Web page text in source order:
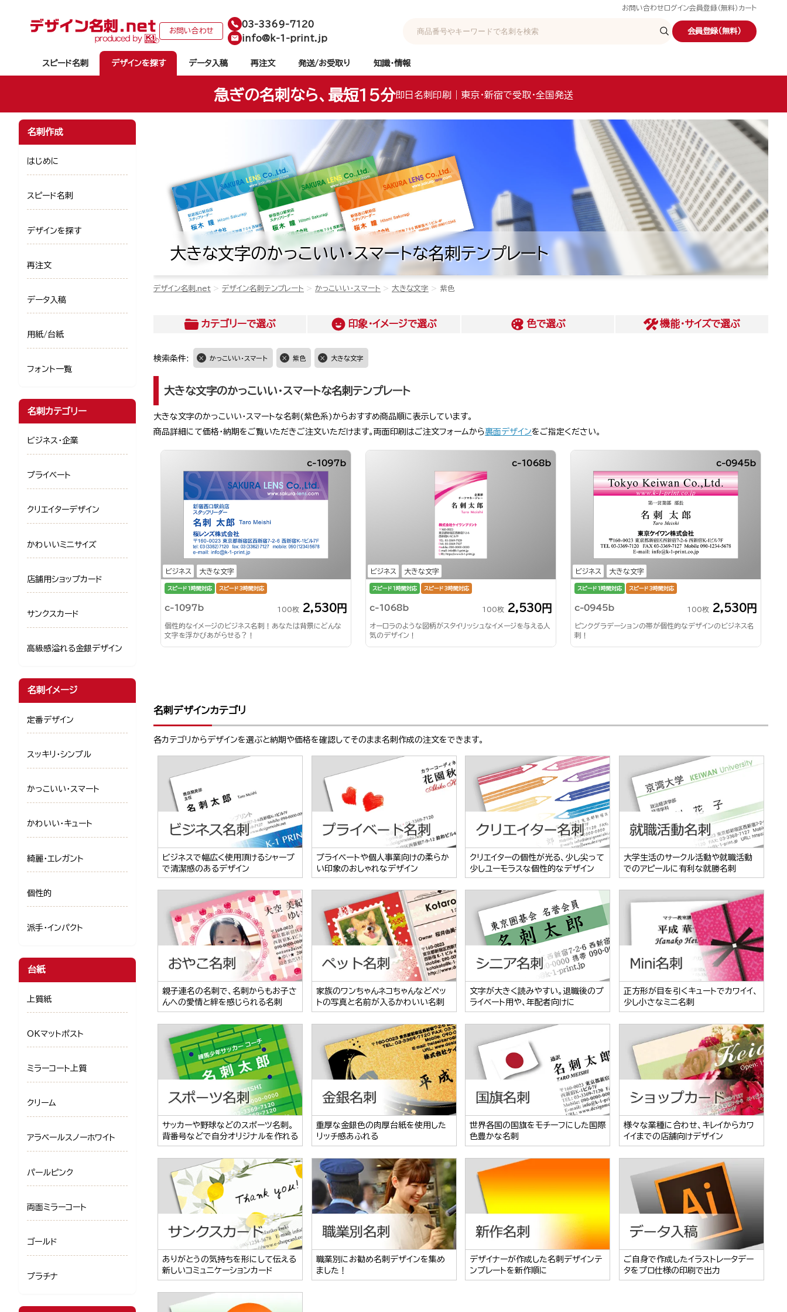
お問い合わせ ログイン会員登録（無料） カート
お問い合わせ
03-3369-7120
info@k-1-print.jp
会員登録（無料）
スピード名刺 デザインを探す データ入稿 再注文 発送/お受取り 知識・情報
急ぎの名刺なら、最短15分即日名刺印刷｜東京・新宿で受取・全国発送
大きな文字のかっこいい・スマートな名刺テンプレート
デザイン名刺.net デザイン名刺テンプレート かっこいい・スマート 大きな文字 紫色
カテゴリーで選ぶ 印象・イメージで選ぶ 色で選ぶ 機能・サイズで選ぶ
検索条件: かっこいい・スマート 紫色 大きな文字
大きな文字のかっこいい・スマートな名刺テンプレート
大きな文字のかっこいい・スマートな名刺(紫色系)からおすすめ商品順に表示しています。
商品詳細にて価格・納期をご覧いただきご注文いただけます。両面印刷はご注文フォームから裏面デザインをご指定ください。
ビジネス 大きな文字
c-1097b
スピード1時間対応 スピード3時間対応
c-1097b 100枚 2,530円
個性的なイメージのビジネス名刺！あなたは背景にどんな
文字を浮かびあがらせる？！
ビジネス 大きな文字
c-1068b
スピード1時間対応 スピード3時間対応
c-1068b 100枚 2,530円
オーロラのような図柄がスタイリッシュなイメージを与える人
気のデザイン！
ビジネス 大きな文字
c-0945b
スピード1時間対応 スピード3時間対応
c-0945b 100枚 2,530円
ピンクグラデーションの帯が個性的なデザインのビジネス名
刺！
名刺デザインカテゴリ
各カテゴリからデザインを選ぶと納期や価格を確認してそのまま名刺作成の注文をできます。
ビジネスで幅広く使用頂けるシャープ
で清潔感のあるデザイン
プライベートや個人事業向けの柔らか
い印象のおしゃれなデザイン
クリエイターの個性が光る、少し尖って
少しユーモラスな個性的なデザイン
大学生活のサークル活動や就職活動
でのアピールに有利な就勝名刺
親子連名の名刺で、名刺からもお子さ
んへの愛情と絆を感じられる名刺
家族のワンちゃんネコちゃんなどペッ
トの写真と名前が入るかわいい名刺
文字が大きく読みやすい。退職後のプ
ライベート用や、年配者向けに
正方形が目を引くキュートでカワイイ、
少し小さなミニ名刺
サッカーや野球などのスポーツ名刺。
背番号などで自分オリジナルを作れる
重厚な金銀色の肉厚台紙を使用した
リッチ感あふれる
世界各国の国旗をモチーフにした国際
色豊かな名刺
様々な業種に合わせ、キレイからカワ
イイまでの店舗向けデザイン
ありがとうの気持ちを形にして伝える
新しいコミュニケーションカード
職業別にお勧め名刺デザインを集め
ました！
デザイナーが作成した名刺デザインテ
ンプレートを新作順に
ご自身で作成したイラストレータデー
タをプロ仕様の印刷で出力
名刺作成
はじめに
スピード名刺
デザインを探す
再注文
データ入稿
用紙/台紙
フォント一覧
名刺カテゴリー
ビジネス・企業
プライベート
クリエイターデザイン
かわいいミニサイズ
店舗用ショップカード
サンクスカード
高級感溢れる金銀デザイン
名刺イメージ
定番デザイン
スッキリ・シンプル
かっこいい・スマート
かわいい・キュート
綺麗・エレガント
個性的
派手・インパクト
台紙
上質紙
OKマットポスト
ミラーコート上質
クリーム
アラベールスノーホワイト
パールピンク
両面ミラーコート
ゴールド
プラチナ